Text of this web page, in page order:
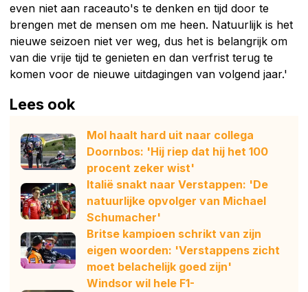
even niet aan raceauto's te denken en tijd door te
brengen met de mensen om me heen. Natuurlijk is het
nieuwe seizoen niet ver weg, dus het is belangrijk om
van die vrije tijd te genieten en dan verfrist terug te
komen voor de nieuwe uitdagingen van volgend jaar.'
Lees ook
Mol haalt hard uit naar collega
Doornbos: 'Hij riep dat hij het 100
procent zeker wist'
Italië snakt naar Verstappen: 'De
natuurlijke opvolger van Michael
Schumacher'
Britse kampioen schrikt van zijn
eigen woorden: 'Verstappens zicht
moet belachelijk goed zijn'
Windsor wil hele F1-